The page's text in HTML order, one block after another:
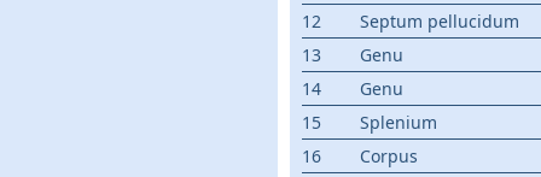
12
Septum pellucidum
13
Genu
14
Genu
15
Splenium
16
Corpus